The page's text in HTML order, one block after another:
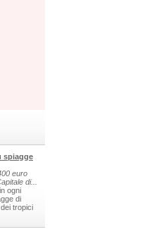
spiagge
euro
di...
ogni
di
tropici